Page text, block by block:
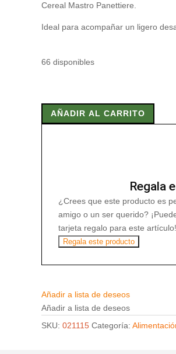
Cereal Mastro Panettiere.
Ideal para acompañar un ligero
66 disponibles
MASTRO
PANETTIERE
AÑADIR AL CARRITO
Regala
¿Crees que este producto es
amigo o un ser querido?
tarjeta regalo para este artículo!
Regala este producto
Añadir a lista de deseos
Añadir a lista de deseos
SKU:021115 Categoría: